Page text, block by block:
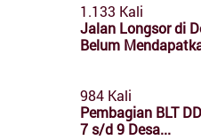
1.133 Kali
Jalan Longsor di
Belum
984 Kali
Pembagian BLT
7 s/d 9 Desa...